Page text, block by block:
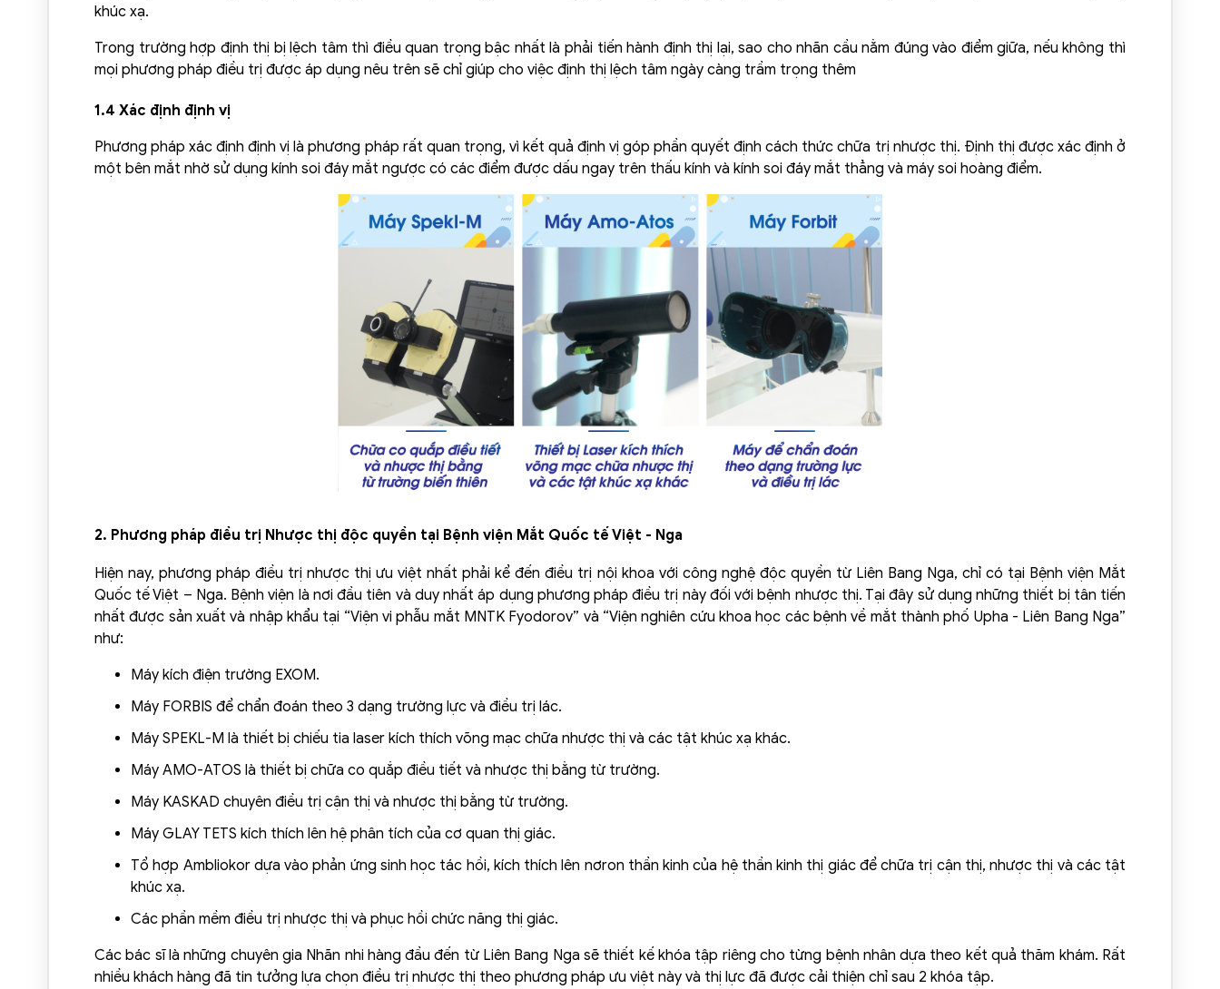
khúc xạ.
Trong trường hợp định thị bị lệch tâm thì điều quan trọng bậc nhất là phải tiến hành định thị lại, sao cho nhãn cầu nằm đúng vào điểm giữa, nếu không thì
mọi phương pháp điều trị được áp dụng nêu trên sẽ chỉ giúp cho việc định thị lệch tâm ngày càng trầm trọng thêm
1.4 Xác định định vị
Phương pháp xác định định vị là phương pháp rất quan trọng, vì kết quả định vị góp phần quyết định cách thức chữa trị nhược thị. Định thị được xác định ở
một bên mắt nhờ sử dụng kính soi đáy mắt ngược có các điểm được dấu ngay trên thấu kính và kính soi đáy mắt thẳng và máy soi hoàng điểm.
2. Phương pháp điều trị Nhược thị độc quyền tại Bệnh viện Mắt Quốc tế Việt - Nga
Hiện nay, phương pháp điều trị nhược thị ưu việt nhất phải kể đến điều trị nội khoa với công nghệ độc quyền từ Liên Bang Nga, chỉ có tại Bệnh viện Mắt
Quốc tế Việt – Nga. Bệnh viện là nơi đầu tiên và duy nhất áp dụng phương pháp điều trị này đối với bệnh nhược thị. Tại đây sử dụng những thiết bị tân tiến
nhất được sản xuất và nhập khẩu tại “Viện vi phẫu mắt MNTK Fyodorov” và “Viện nghiên cứu khoa học các bệnh về mắt thành phố Upha - Liên Bang Nga”
như:
Máy kích điện trường EXOM.
Máy FORBIS để chẩn đoán theo 3 dạng trường lực và điều trị lác.
Máy SPEKL-M là thiết bị chiếu tia laser kích thích võng mạc chữa nhược thị và các tật khúc xạ khác.
Máy AMO-ATOS là thiết bị chữa co quắp điều tiết và nhược thị bằng từ trường.
Máy KASKAD chuyên điều trị cận thị và nhược thị bằng từ trường.
Máy GLAY TETS kích thích lên hệ phân tích của cơ quan thị giác.
Tổ hợp Ambliokor dựa vào phản ứng sinh học tác hồi, kích thích lên nơron thần kinh của hệ thần kinh thị giác để chữa trị cận thị, nhược thị và các tật
khúc xạ.
Các phần mềm điều trị nhược thị và phục hồi chức năng thị giác.
Các bác sĩ là những chuyên gia Nhãn nhi hàng đầu đến từ Liên Bang Nga sẽ thiết kế khóa tập riêng cho từng bệnh nhân dựa theo kết quả thăm khám. Rất
nhiều khách hàng đã tin tưởng lựa chọn điều trị nhược thị theo phương pháp ưu việt này và thị lực đã được cải thiện chỉ sau 2 khóa tập.